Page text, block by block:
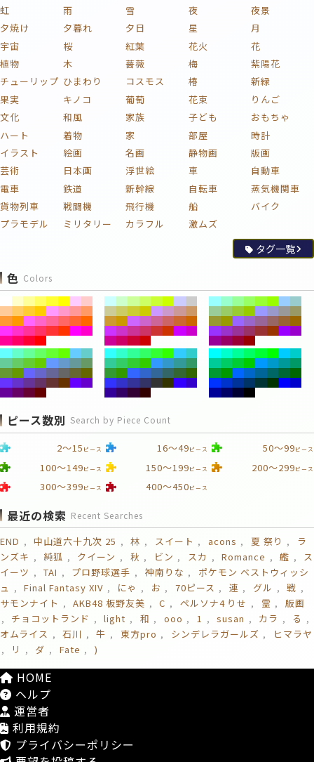
虹
雨 雪 夜
夜景
夕焼け
夕暮れ 夕日 星
月
宇宙
桜 紅葉 花火
花
植物
木 薔薇 梅
紫陽花
チューリップ ひまわり コスモス 椿
新緑
果実
キノコ 葡萄 花束
りんご
文化
和風 家族 子ども
おもちゃ
ハート
着物 家 部屋
時計
イラスト
絵画 名画 静物画
版画
芸術
日本画 浮世絵 車
自動車
電車
鉄道 新幹線 自転車
蒸気機関車
貨物列車
戦闘機 飛行機 船
バイク
プラモデル
ミリタリー カラフル 激ムズ
タグ一覧
色 Colors
ピース数別 Search by Piece Count
2～15 ピース 16～49ピース 50～99ピース
100～149ピース 150～199ピース 200～299ピース
300～399ピース 400～450ピース
最近の検索 Recent Searches
END 中山道六十九次 25 林 スイート acons 夏 祭り
ラ
ンズキ
純狐 クイーン 秋 ビン スカ Romance 艦
ス
イーツ
TAI プロ野球選手 神南りな
ポケモン ベストウィッシ
ュ
Final Fantasy XIV にゃ お 70ピース 連 グル
戦
サモンナイト
AKB48 板野友美 C ペルソナ4 りせ 霊
版画
チョコットランド
light 和 ooo 1 susan カラ
る
オムライス
石川 牛 東方pro シンデレラガールズ
ヒマラヤ
リ
ダ Fate )
HOME
ヘルプ
運営者
利用規約
プライバシーポリシー